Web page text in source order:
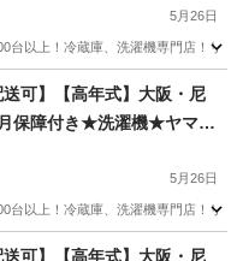
5月26日
台以上！冷蔵庫、洗濯機専門店！
NTR
送可】【高年式】大阪・尼
保障付き★洗濯機★ヤマダ
T55LK★OS-120
5月26日
台以上！冷蔵庫、洗濯機専門店！
無料
送可】【高年式】大阪・尼